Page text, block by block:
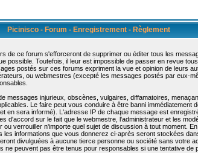
Picinisco - Forum - Enregistrement - Règlement
de ce forum s'efforceront de supprimer ou éditer tous les
possible. Toutefois, il leur est impossible de passer en revue
postés sur ces forums expriment la vue et opinion de leurs
ou webmestres (excepté les messages postés par eux-
messages injurieux, obscènes, vulgaires, diffamatoires,
Le faire peut vous conduire à être banni immédiatement
en sera informé). L'adresse IP de chaque message est
d'accord sur le fait que le webmestre, l'administrateur et les
ou verrouiller n'importe quel sujet de discussion à tout moment.
les informations que vous donnerez ci-après seront stockées
divulguées à aucune tierce personne ou société sans votre
ne peuvent pas être tenus pour responsables si une tentative de